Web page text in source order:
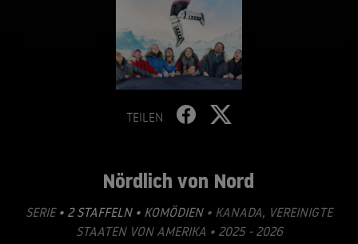
TEILEN
Nördlich von Nord
SERIE • 2 STAFFELN • KOMÖDIEN• KANADA, VEREINIGTE
STAATEN VON AMERIKA • 2025 - 2026